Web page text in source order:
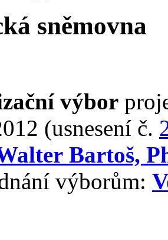
sněmovna
výbor
(usnesení č.
Bartoš,
výborům: